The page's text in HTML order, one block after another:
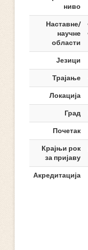
ниво
Наставне/
научне
области
Језици
Трајање
Локација
Град
Почетак
Крајњи рок
за пријаву
Акредитација